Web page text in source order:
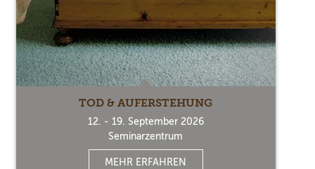
TOD & AUFERSTEHUNG
12. - 19. September 2026
Seminarzentrum
MEHR ERFAHREN